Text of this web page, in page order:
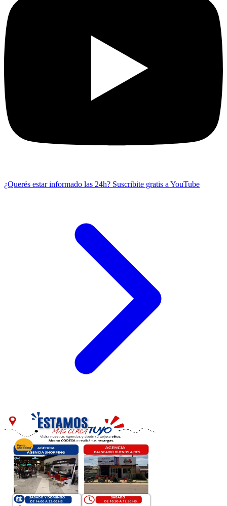
¿Querés estar informado las 24h? Suscribite gratis a YouTube